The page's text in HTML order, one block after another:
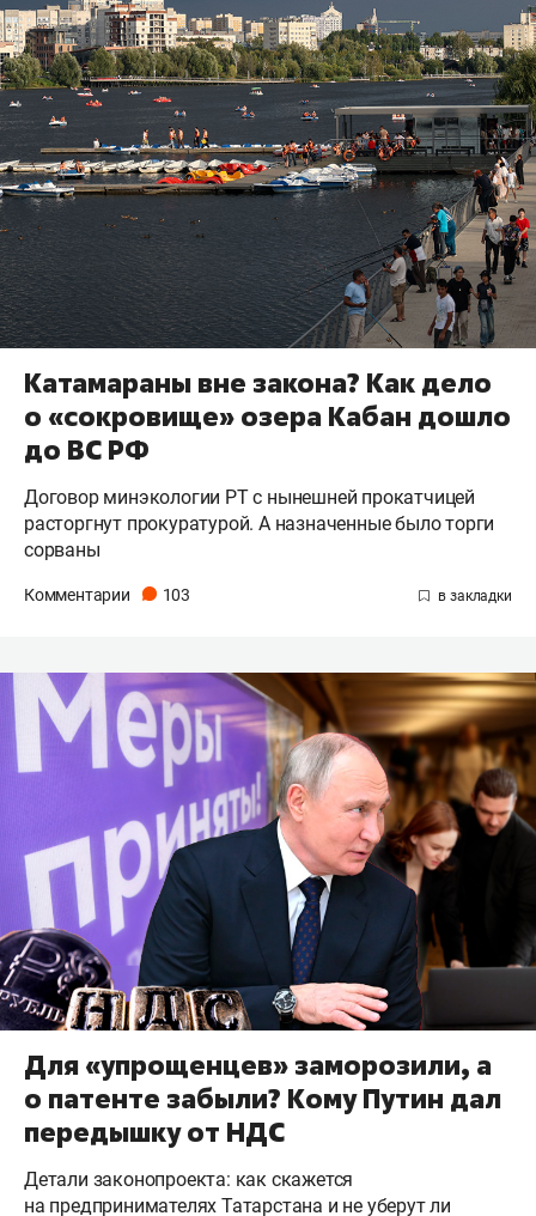
Катамараны вне закона? Как дело
о «сокровище» озера Кабан дошло
до ВС РФ
Договор минэкологии РТ с нынешней прокатчицей
расторгнут прокуратурой. А назначенные было торги
сорваны
Комментарии 103
Для «упрощенцев» заморозили, а
о патенте забыли? Кому Путин дал
передышку от НДС
Детали законопроекта: как скажется
на предпринимателях Татарстана и не уберут ли